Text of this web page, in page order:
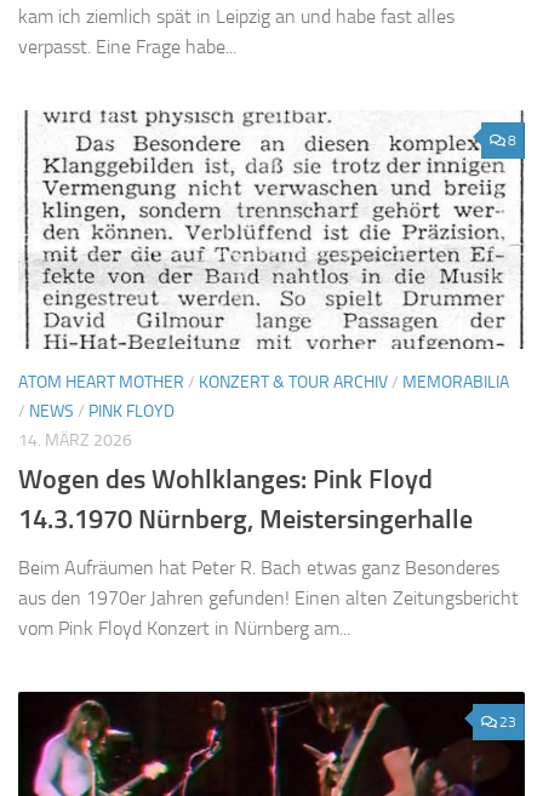
kam ich ziemlich spät in Leipzig an und habe fast alles
verpasst. Eine Frage habe...
8
ATOM HEART MOTHER / KONZERT & TOUR ARCHIV/ MEMORABILIA
/ NEWS / PINK FLOYD
14. MÄRZ 2026
Wogen des Wohlklanges: Pink Floyd
14.3.1970 Nürnberg, Meistersingerhalle
Beim Aufräumen hat Peter R. Bach etwas ganz Besonderes
aus den 1970er Jahren gefunden! Einen alten Zeitungsbericht
vom Pink Floyd Konzert in Nürnberg am...
23